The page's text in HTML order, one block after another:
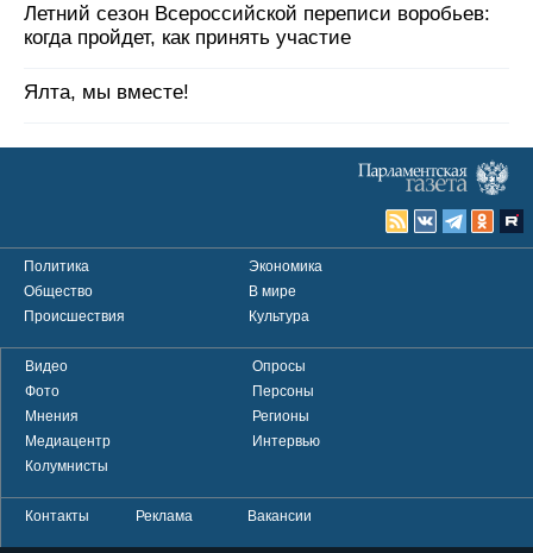
Летний сезон Всероссийской переписи воробьев:
когда пройдет, как принять участие
Ялта, мы вместе!
Политика
Экономика
Общество
В мире
Происшествия
Культура
Видео
Опросы
Фото
Персоны
Мнения
Регионы
Медиацентр
Интервью
Колумнисты
Контакты Реклама Вакансии